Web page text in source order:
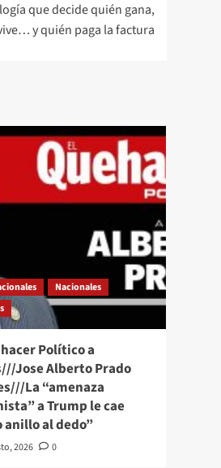
que decide quién gana,
y quién paga la factura
Nacionales
Político a
Jose Alberto Prado
La “amenaza
a Trump le cae
anillo al dedo”
2026 0